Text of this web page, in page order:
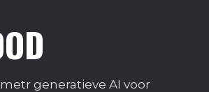
generatieve AI voor